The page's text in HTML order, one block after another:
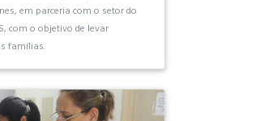
em parceria com o setor do
com o objetivo de levar
famílias.